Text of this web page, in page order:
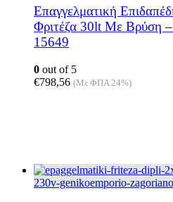
Επαγγελματική
Φριτέζα 30lt Με Βρύση
15649
0 out of 5
€798,56 (Με ΦΠΑ 24%)